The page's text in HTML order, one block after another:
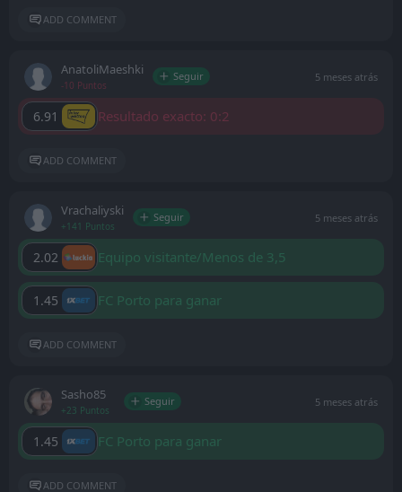
ADD COMMENT
AnatoliMaeshki
-10 Puntos
Seguir 5 meses atrás
6.91 Resultado exacto: 0:2
ADD COMMENT
Vrachaliyski
+141 Puntos
Seguir 5 meses atrás
2.02 Equipo visitante/Menos de 3,5
1.45 FC Porto para ganar
ADD COMMENT
Sasho85
+23 Puntos
Seguir 5 meses atrás
1.45 FC Porto para ganar
ADD COMMENT